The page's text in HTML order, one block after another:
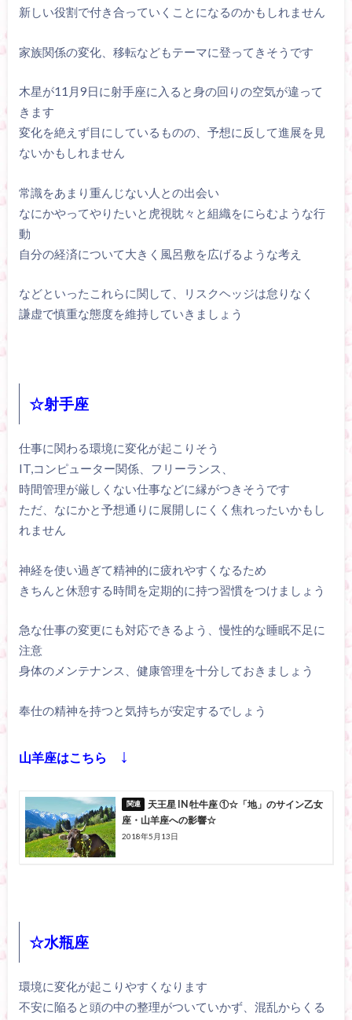
新しい役割で付き合っていくことになるのかもしれません
家族関係の変化、移転などもテーマに登ってきそうです
木星が11月9日に射手座に入ると身の回りの空気が違って
きます
変化を絶えず目にしているものの、予想に反して進展を見
ないかもしれません
常識をあまり重んじない人との出会い
なにかやってやりたいと虎視眈々と組織をにらむような行
動
自分の経済について大きく風呂敷を広げるような考え
などといったこれらに関して、リスクヘッジは怠りなく
謙虚で慎重な態度を維持していきましょう
☆射手座
仕事に関わる環境に変化が起こりそう
IT,コンピューター関係、フリーランス、
時間管理が厳しくない仕事などに縁がつきそうです
ただ、なにかと予想通りに展開しにくく焦れったいかもし
れません
神経を使い過ぎて精神的に疲れやすくなるため
きちんと休憩する時間を定期的に持つ習慣をつけましょう
急な仕事の変更にも対応できるよう、慢性的な睡眠不足に
注意
身体のメンテナンス、健康管理を十分しておきましょう
奉仕の精神を持つと気持ちが安定するでしょう
山羊座はこちら ↓
天王星 IN 牡牛座 ①☆「地」のサイン乙女
座・山羊座への影響☆
2018年5月13日
☆水瓶座
環境に変化が起こりやすくなります
不安に陥ると頭の中の整理がついていかず、混乱からくる